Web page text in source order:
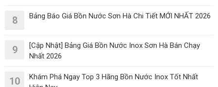
8 Bảng Báo Giá Bồn Nước Sơn Hà Chi Tiết MỚI NHẤT 2026
9
[Cập Nhật] Bảng Giá Bồn Nước Inox Sơn Hà Bán Chạy
Nhất 2026
10
Khám Phá Ngay Top 3 Hãng Bồn Nước Inox Tốt Nhất